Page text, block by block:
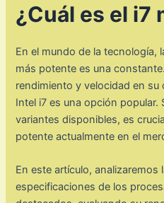
¿Cuál es el i7
En el mundo de la tecnología,
más potente es una
rendimiento y velocidad en
Intel i7 es una opción
variantes disponibles, es
potente actualmente en el
En este artículo, analizaremos
especificaciones de los